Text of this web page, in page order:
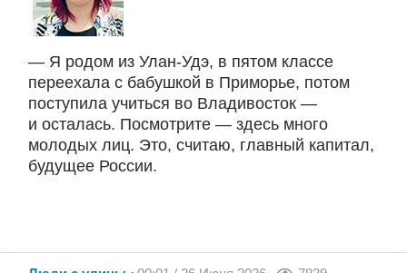
— Я родом из Улан-Удэ, в пятом классе
переехала с бабушкой в Приморье, потом
поступила учиться во Владивосток —
и осталась. Посмотрите — здесь много
молодых лиц. Это, считаю, главный капитал,
будущее России.